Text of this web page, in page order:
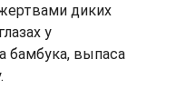
диких
у
бамбука, выпаса